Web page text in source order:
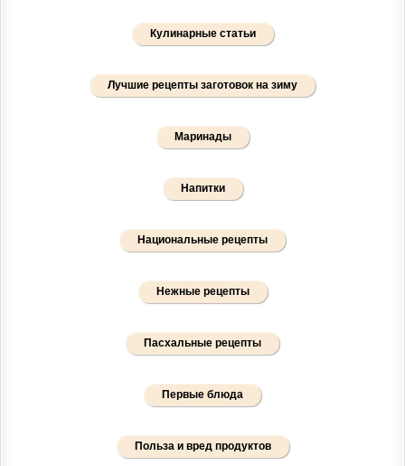
Кулинарные статьи
Лучшие рецепты заготовок на зиму
Маринады
Напитки
Национальные рецепты
Нежные рецепты
Пасхальные рецепты
Первые блюда
Польза и вред продуктов